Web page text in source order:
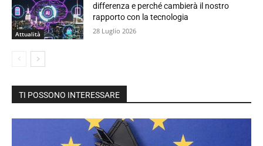
Attualità
differenza e perché cambierà il nostro
rapporto con la tecnologia
28 Luglio 2026
TI POSSONO INTERESSARE